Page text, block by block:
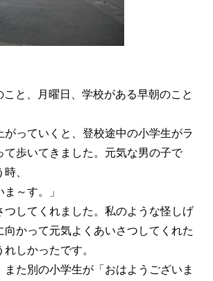
と、月曜日、学校がある早朝のこと
がっていくと、登校途中の小学生がラ
て歩いてきました。元気な男の子で
、
ま～す。」
つしてくれました。私のような怪しげ
向かって元気よくあいさつしてくれた
しかったです。
また別の小学生が「おはようございま